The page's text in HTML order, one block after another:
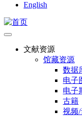
English
文献资源
馆藏资源
数据
电子
电子
古籍
视频/